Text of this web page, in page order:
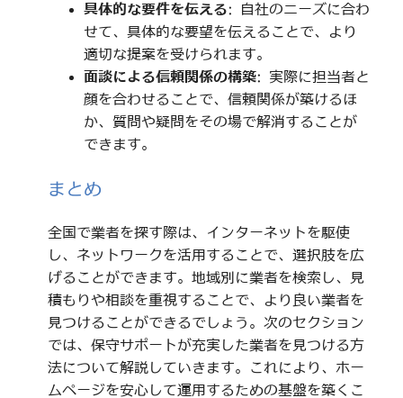
具体的な要件を伝える: 自社のニーズに合わ
せて、具体的な要望を伝えることで、より
適切な提案を受けられます。
面談による信頼関係の構築: 実際に担当者と
顔を合わせることで、信頼関係が築けるほ
か、質問や疑問をその場で解消することが
できます。
まとめ
全国で業者を探す際は、インターネットを駆使
し、ネットワークを活用することで、選択肢を広
げることができます。地域別に業者を検索し、見
積もりや相談を重視することで、より良い業者を
見つけることができるでしょう。次のセクション
では、保守サポートが充実した業者を見つける方
法について解説していきます。これにより、ホー
ムページを安心して運用するための基盤を築くこ